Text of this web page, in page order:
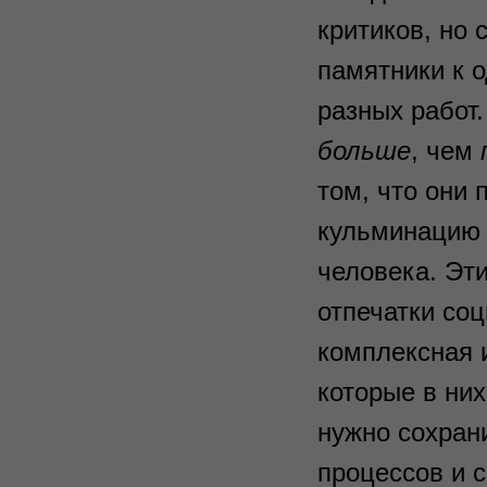
критиков, но
памятники к
разных
больше, чем
том, что они
кульминацию
человека.
отпечатки
комплексная
которые в
нужно
процессов и